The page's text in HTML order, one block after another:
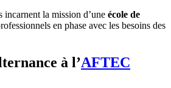
incarnent la mission d’une école de
en phase avec les besoins des
à l’AFTEC